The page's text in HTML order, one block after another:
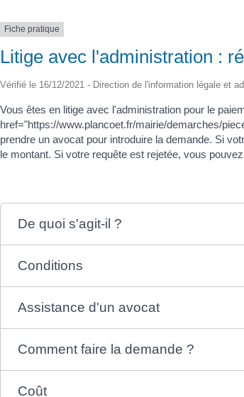
Fiche pratique
Litige avec l'administration :
Vérifié le 16/12/2021 - Direction de l'information légale et
Vous êtes en litige avec l'administration pour le
href="https://www.plancoet.fr/mairie/demarches/
prendre un avocat pour introduire la demande. Si
le montant. Si votre requête est rejetée, vous
De quoi s'agit-il ?
Conditions
Assistance d'un avocat
Comment faire la demande ?
Coût